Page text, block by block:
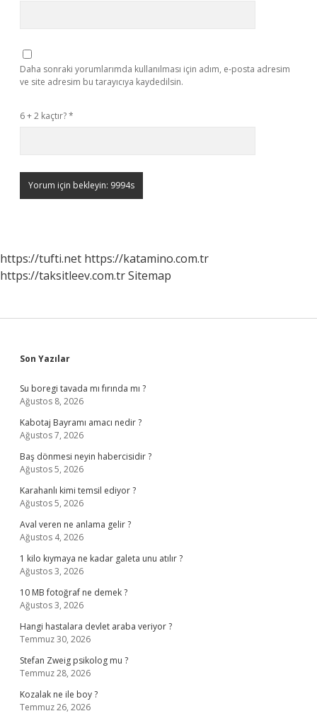
Daha sonraki yorumlarımda kullanılması için adım, e-posta adresim
ve site adresim bu tarayıcıya kaydedilsin.
6 + 2 kaçtır?*
https://tufti.net https://katamino.com.tr
https://taksitleev.com.trSitemap
Sidebar
Son Yazılar
Su boregi tavada mı fırında mı ?
Ağustos 8, 2026
Kabotaj Bayramı amacı nedir ?
Ağustos 7, 2026
Baş dönmesi neyin habercisidir ?
Ağustos 5, 2026
Karahanlı kimi temsil ediyor ?
Ağustos 5, 2026
Aval veren ne anlama gelir ?
Ağustos 4, 2026
1 kilo kıymaya ne kadar galeta unu atılır ?
Ağustos 3, 2026
10 MB fotoğraf ne demek ?
Ağustos 3, 2026
Hangi hastalara devlet araba veriyor ?
Temmuz 30, 2026
Stefan Zweig psikolog mu ?
Temmuz 28, 2026
Kozalak ne ile boy ?
Temmuz 26, 2026